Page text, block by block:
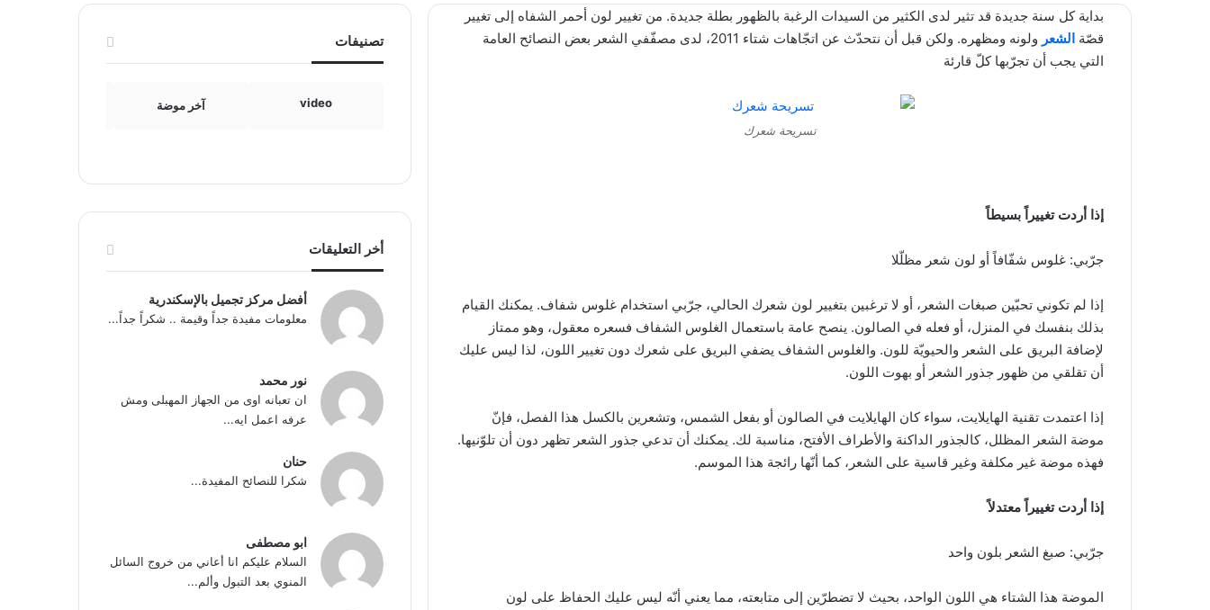
بداية كل سنة جديدة قد تثير لدى الكثير من السيدات الرغبة بالظهور بطلة جديدة. من تغيير لون أحمر الشفاه إلى تغيير
قصّة الشعر
ولونه ومظهره. ولكن قبل أن نتحدّث عن اتجّاهات شتاء 2011، لدى مصفّفي الشعر بعض النصائح العامة
التي يجب أن تجرّبها كلّ قارئة
تسريحة شعرك
إذا أردت تغييراً بسيطاً
جرّبي: غلوس شفّافاً أو لون شعر مظلّلا
إذا لم تكوني تحبّين صبغات الشعر، أو لا ترغبين بتغيير لون شعرك الحالي، جرّبي استخدام غلوس شفاف. يمكنك القيام
بذلك بنفسك في المنزل، أو فعله في الصالون. ينصح عامة باستعمال الغلوس الشفاف فسعره معقول، وهو ممتاز
لإضافة البريق على الشعر والحيويّة للون. والغلوس الشفاف يضفي البريق على شعرك دون تغيير اللون، لذا ليس عليك
أن تقلقي من ظهور جذور الشعر أو بهوت اللون.
إذا اعتمدت تقنية الهايلايت، سواء كان الهايلايت في الصالون أو بفعل الشمس، وتشعرين بالكسل هذا الفصل، فإنّ
موضة الشعر المظلل، كالجذور الداكنة والأطراف الأفتح، مناسبة لك. يمكنك أن تدعي جذور الشعر تظهر دون أن تلوّنيها.
فهذه موضة غير مكلفة وغير قاسية على الشعر، كما أنّها رائجة هذا الموسم.
إذا أردت تغييراً معتدلاً
جرّبي: صبغ الشعر بلون واحد
الموضة هذا الشتاء هي اللون الواحد، بحيث لا تضطرّين إلى متابعته، مما يعني أنّه ليس عليك الحفاظ على لون
تصنيفات
video آخر موضة
أخر التعليقات
أفضل مركز تجميل بالإسكندرية
معلومات مفيدة جداً وقيمة .. شكراً جداً...
نور محمد
ان تعبانه اوى من الجهاز المهبلى ومش
عرفه اعمل ايه...
حنان
شكرا للنصائح المفيدة...
ابو مصطفى
السلام عليكم انا أعاني من خروج السائل
المنوي بعد التبول وألم...